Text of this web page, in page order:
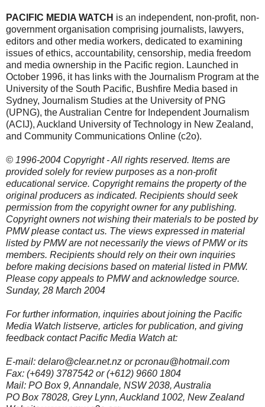
PACIFIC MEDIA WATCH is an independent, non-profit, non-
government organisation comprising journalists, lawyers,
editors and other media workers, dedicated to examining
issues of ethics, accountability, censorship, media freedom
and media ownership in the Pacific region. Launched in
October 1996, it has links with the Journalism Program at the
University of the South Pacific, Bushfire Media based in
Sydney, Journalism Studies at the University of PNG
(UPNG), the Australian Centre for Independent Journalism
(ACIJ), Auckland University of Technology in New Zealand,
and Community Communications Online (c2o).
© 1996-2004 Copyright - All rights reserved. Items are
provided solely for review purposes as a non-profit
educational service. Copyright remains the property of the
original producers as indicated. Recipients should seek
permission from the copyright owner for any publishing.
Copyright owners not wishing their materials to be posted by
PMW please contact us. The views expressed in material
listed by PMW are not necessarily the views of PMW or its
members. Recipients should rely on their own inquiries
before making decisions based on material listed in PMW.
Please copy appeals to PMW and acknowledge source.
Sunday, 28 March 2004
For further information, inquiries about joining the Pacific
Media Watch listserve, articles for publication, and giving
feedback contact Pacific Media Watch at:
E-mail: delaro@clear.net.nz or pcronau@hotmail.com
Fax: (+649) 3787542 or (+612) 9660 1804
Mail: PO Box 9, Annandale, NSW 2038, Australia
PO Box 78028, Grey Lynn, Auckland 1002, New Zealand